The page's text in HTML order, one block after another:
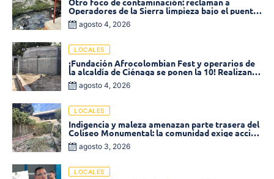
Operadores de la Sierra limpieza bajo el puente
de la calle 19 con carrera 11
agosto 4, 2026
LOCALES
¡Fundación Afrocolombian Fest y operarios de
la alcaldía de Ciénaga se ponen la 10! Realizan
limpieza de la parte posterior del Coliseo
Monumental
agosto 4, 2026
LOCALES
Indigencia y maleza amenazan parte trasera del
Coliseo Monumental: la comunidad exige acción
inmediata!
agosto 3, 2026
LOCALES